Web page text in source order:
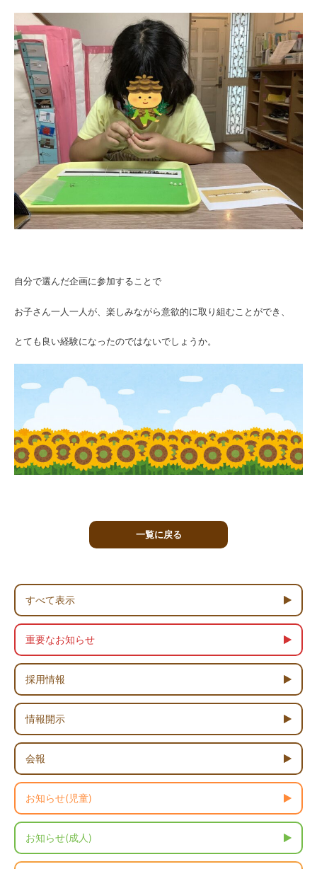
自分で選んだ企画に参加することで
お子さん一人一人が、楽しみながら意欲的に取り組むことができ、
とても良い経験になったのではないでしょうか。
一覧に戻る
すべて表示
重要なお知らせ
採用情報
情報開示
会報
お知らせ(児童)
お知らせ(成人)